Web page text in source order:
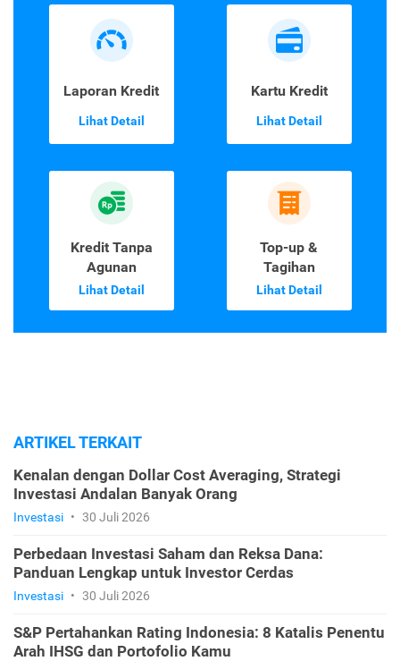
Laporan Kredit
Lihat Detail
Kartu Kredit
Lihat Detail
Kredit Tanpa
Agunan
Lihat Detail
Top-up &
Tagihan
Lihat Detail
ARTIKEL TERKAIT
Kenalan dengan Dollar Cost Averaging, Strategi
Investasi Andalan Banyak Orang
Investasi • 30 Juli 2026
Perbedaan Investasi Saham dan Reksa Dana:
Panduan Lengkap untuk Investor Cerdas
Investasi • 30 Juli 2026
S&P Pertahankan Rating Indonesia: 8 Katalis Penentu
Arah IHSG dan Portofolio Kamu